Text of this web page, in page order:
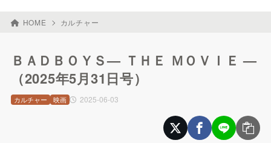
HOME カルチャー
ＢＡＤＢＯＹＳ— ＴＨＥ ＭＯＶＩＥ —
（2025年5月31日号）
2025-06-03
カルチャー 映画